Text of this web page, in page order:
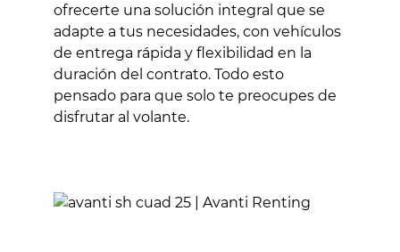
ofrecerte una solución integral que se
adapte a tus necesidades, con vehículos
de entrega rápida y flexibilidad en la
duración del contrato. Todo esto
pensado para que solo te preocupes de
disfrutar al volante.